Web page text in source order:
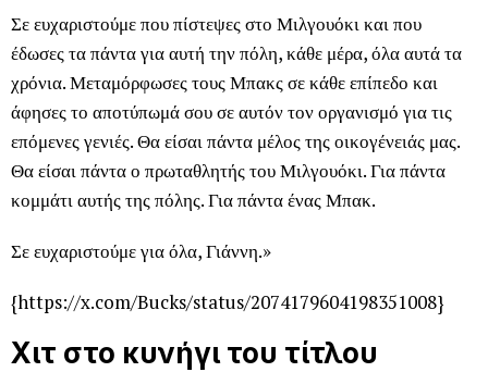
Σε ευχαριστούμε που πίστεψες στο Μιλγουόκι και που
έδωσες τα πάντα για αυτή την πόλη, κάθε μέρα, όλα αυτά τα
χρόνια. Μεταμόρφωσες τους Μπακς σε κάθε επίπεδο και
άφησες το αποτύπωμά σου σε αυτόν τον οργανισμό για τις
επόμενες γενιές. Θα είσαι πάντα μέλος της οικογένειάς μας.
Θα είσαι πάντα ο πρωταθλητής του Μιλγουόκι. Για πάντα
κομμάτι αυτής της πόλης. Για πάντα ένας Μπακ.
Σε ευχαριστούμε για όλα, Γιάννη.»
{https://x.com/Bucks/status/2074179604198351008}
Χιτ στο κυνήγι του τίτλου